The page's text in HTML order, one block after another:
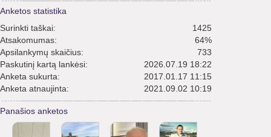
Anketos statistika
Surinkti taškai:
1425
Atsakomumas:
64%
Apsilankymų skaičius:
733
Paskutinį kartą lankėsi:
2026.07.19 18:22
Anketa sukurta:
2017.01.17 11:15
Anketa atnaujinta:
2021.09.02 10:19
Panašios anketos